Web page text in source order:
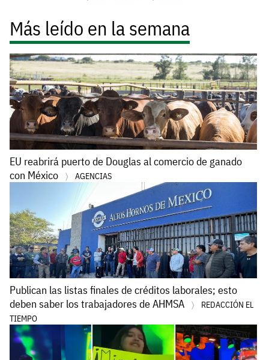
Más leído en la semana
EU reabrirá puerto de Douglas al comercio de ganado
con México
AGENCIAS
Publican las listas finales de créditos laborales; esto
deben saber los trabajadores de AHMSA
REDACCIÓN EL
TIEMPO